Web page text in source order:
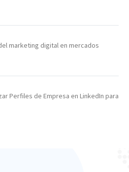
marketing digital en mercados
Perfiles de Empresa en LinkedIn para